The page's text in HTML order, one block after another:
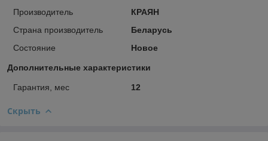
Производитель
КРАЯН
Страна производитель
Беларусь
Состояние
Новое
Дополнительные характеристики
Гарантия, мес 12
Скрыть